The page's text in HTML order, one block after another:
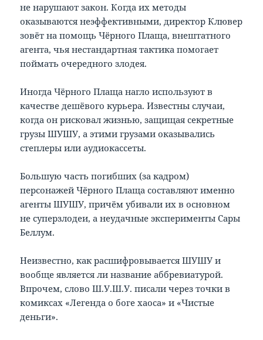
не нарушают закон. Когда их методы
оказываются неэффективными, директор Клювер
зовёт на помощь Чёрного Плаща, внештатного
агента, чья нестандартная тактика помогает
поймать очередного злодея.
Иногда Чёрного Плаща нагло используют в
качестве дешёвого курьера. Известны случаи,
когда он рисковал жизнью, защищая секретные
грузы ШУШУ, а этими грузами оказывались
степлеры или аудиокассеты.
Большую часть погибших (за кадром)
персонажей Чёрного Плаща составляют именно
агенты ШУШУ, причём убивали их в основном
не суперзлодеи, а неудачные эксперименты Сары
Беллум.
Неизвестно, как расшифровывается ШУШУ и
вообще является ли название аббревиатурой.
Впрочем, слово Ш.У.Ш.У. писали через точки в
комиксах «Легенда о боге хаоса» и «Чистые
деньги».